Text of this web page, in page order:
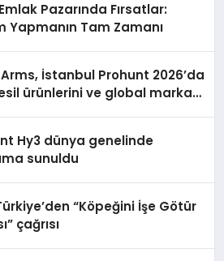
Emlak Pazarında Fırsatlar:
Yapmanın Tam Zamanı
İstanbul Prohunt 2026’da
ürünlerini ve global marka
Hy3 dünya genelinde
sunuldu
“Köpeğini İşe Götür
çağrısı